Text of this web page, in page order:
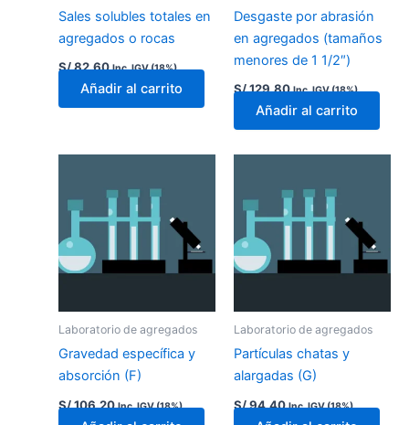
Sales solubles totales en
agregados o rocas
S/82.60 Inc. IGV (18%)
Añadir al carrito
Desgaste por abrasión
en agregados (tamaños
menores de 1 1/2″)
S/129.80 Inc. IGV (18%)
Añadir al carrito
Laboratorio de agregados
Gravedad específica y
absorción (F)
S/106.20 Inc. IGV (18%)
Laboratorio de agregados
Partículas chatas y
alargadas (G)
S/94.40 Inc. IGV (18%)